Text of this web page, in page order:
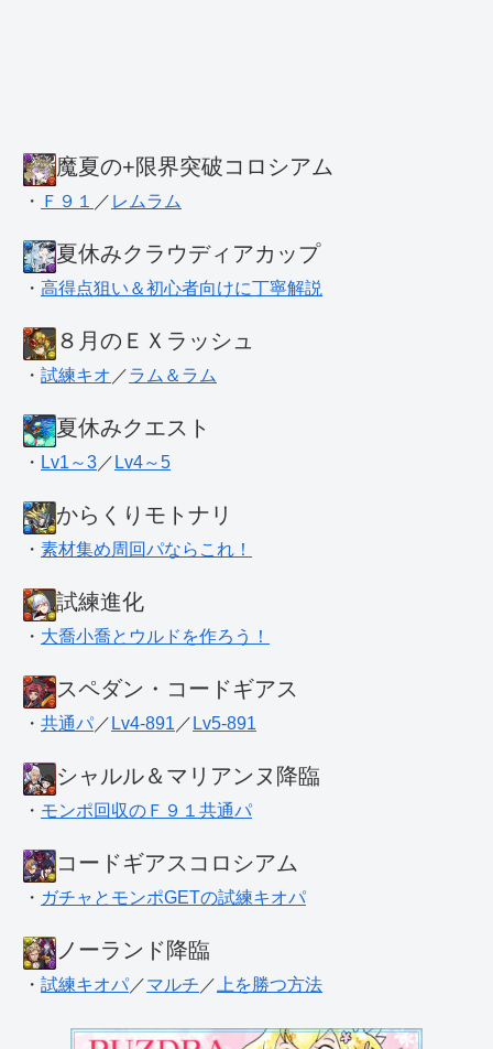
魔夏の+限界突破コロシアム
・ Ｆ９１ ／ レムラム
夏休みクラウディアカップ
・ 高得点狙い＆初心者向けに丁寧解説
８月のＥＸラッシュ
・ 試練キオ ／ラム＆ラム
夏休みクエスト
・ Lv1～3 ／ Lv4～5
からくりモトナリ
・ 素材集め周回パならこれ！
試練進化
・ 大喬小喬とウルドを作ろう！
スペダン・コードギアス
・ 共通パ ／ Lv4-891 ／ Lv5-891
シャルル＆マリアンヌ降臨
・ モンポ回収のＦ９１共通パ
コードギアスコロシアム
・ ガチャとモンポGETの試練キオパ
ノーランド降臨
・ 試練キオパ ／マルチ ／ 上を勝つ方法